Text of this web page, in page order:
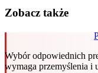
Zobacz także
Wybór odpowiednich
wymaga przemyślenia i